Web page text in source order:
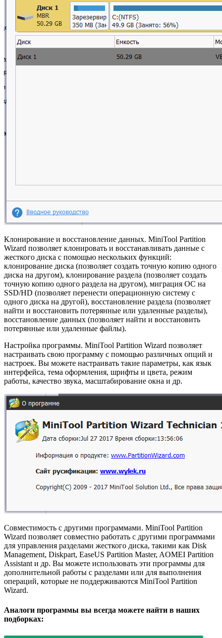
Клонирование и восстановление данных. MiniTool Partition
Wizard позволяет клонировать и восстанавливать данные с
жесткого диска с помощью нескольких функций:
клонирование диска (позволяет создать точную копию одного
диска на другом), клонирование раздела (позволяет создать
точную копию одного раздела на другом), миграция ОС на
SSD/HD (позволяет перенести операционную систему с
одного диска на другой), восстановление раздела (позволяет
найти и восстановить потерянные или удаленные разделы),
восстановление данных (позволяет найти и восстановить
потерянные или удаленные файлы).
Настройка программы. MiniTool Partition Wizard позволяет
настраивать свою программу с помощью различных опций и
настроек. Вы можете настраивать такие параметры, как язык
интерфейса, тема оформления, шрифты и цвета, режим
работы, качество звука, масштабирование окна и др.
Совместимость с другими программами. MiniTool Partition
Wizard позволяет совместно работать с другими программами
для управления разделами жесткого диска, такими как Disk
Management, Diskpart, EaseUS Partition Master, AOMEI Partition
Assistant и др. Вы можете использовать эти программы для
дополнительной работы с разделами или для выполнения
операций, которые не поддерживаются MiniTool Partition
Wizard.
Аналоги программы вы всегда можете найти в наших
подборках: